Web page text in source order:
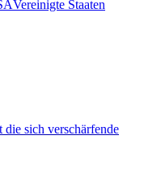
Vereinigte Staaten
die sich verschärfende